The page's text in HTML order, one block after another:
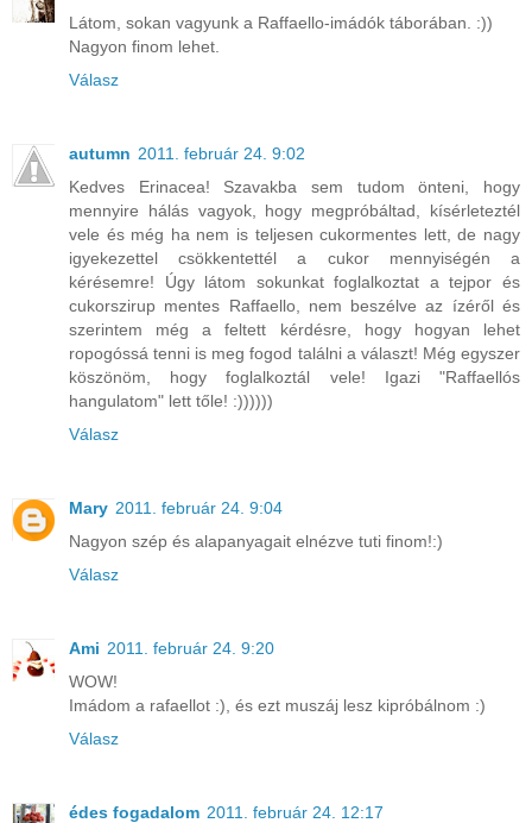
Látom, sokan vagyunk a Raffaello-imádók táborában. :))
Nagyon finom lehet.
Válasz
autumn 2011. február 24. 9:02
Kedves Erinacea! Szavakba sem tudom önteni, hogy
mennyire hálás vagyok, hogy megpróbáltad, kísérleteztél
vele és még ha nem is teljesen cukormentes lett, de nagy
igyekezettel csökkentettél a cukor mennyiségén a
kérésemre! Úgy látom sokunkat foglalkoztat a tejpor és
cukorszirup mentes Raffaello, nem beszélve az ízéről és
szerintem még a feltett kérdésre, hogy hogyan lehet
ropogóssá tenni is meg fogod találni a választ! Még egyszer
köszönöm, hogy foglalkoztál vele! Igazi "Raffaellós
hangulatom" lett tőle! :))))))
Válasz
Mary 2011. február 24. 9:04
Nagyon szép és alapanyagait elnézve tuti finom!:)
Válasz
Ami 2011. február 24. 9:20
WOW!
Imádom a rafaellot :), és ezt muszáj lesz kipróbálnom :)
Válasz
édes fogadalom 2011. február 24. 12:17